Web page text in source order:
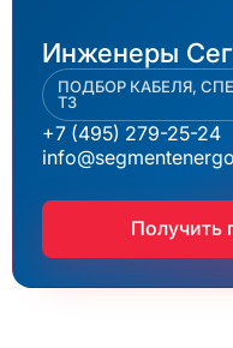
Инженеры
ПОДБОР КАБЕЛЯ,
ТЗ
+7 (495) 279-25-24
Получить